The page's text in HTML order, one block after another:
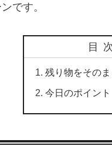
です。
目
残り物をその
今日のポイント